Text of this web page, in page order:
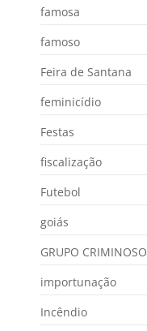
famosa
famoso
Feira de Santana
feminicídio
Festas
fiscalização
Futebol
goiás
GRUPO CRIMINOSO
importunação
Incêndio